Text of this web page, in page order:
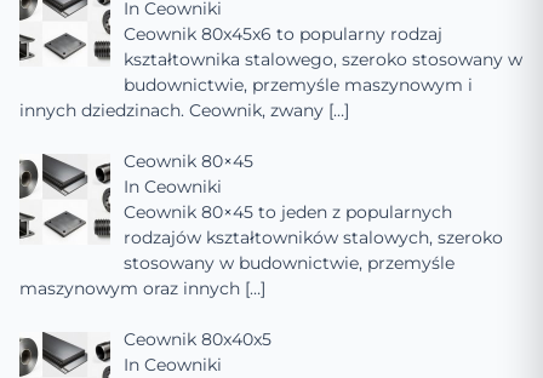
In Ceowniki
Ceownik 80x45x6 to popularny rodzaj
kształtownika stalowego, szeroko stosowany w
budownictwie, przemyśle maszynowym i
innych dziedzinach. Ceownik, zwany […]
Ceownik 80×45
In Ceowniki
Ceownik 80×45 to jeden z popularnych
rodzajów kształtowników stalowych, szeroko
stosowany w budownictwie, przemyśle
maszynowym oraz innych […]
Ceownik 80x40x5
In Ceowniki